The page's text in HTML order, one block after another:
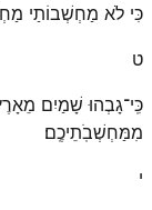
כִּי לֹא מַחְשְׁבוֹתַי
ט
כִּֽי־גָבְהוּ שָׁמַיִם
מִמַּחְשְׁבֹֽתֵיכֶֽם׃
י